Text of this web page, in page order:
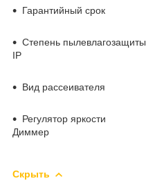
Гарантийный срок
Степень пылевлагозащиты
IP
Вид рассеивателя
Регулятор яркости
Диммер
Скрыть